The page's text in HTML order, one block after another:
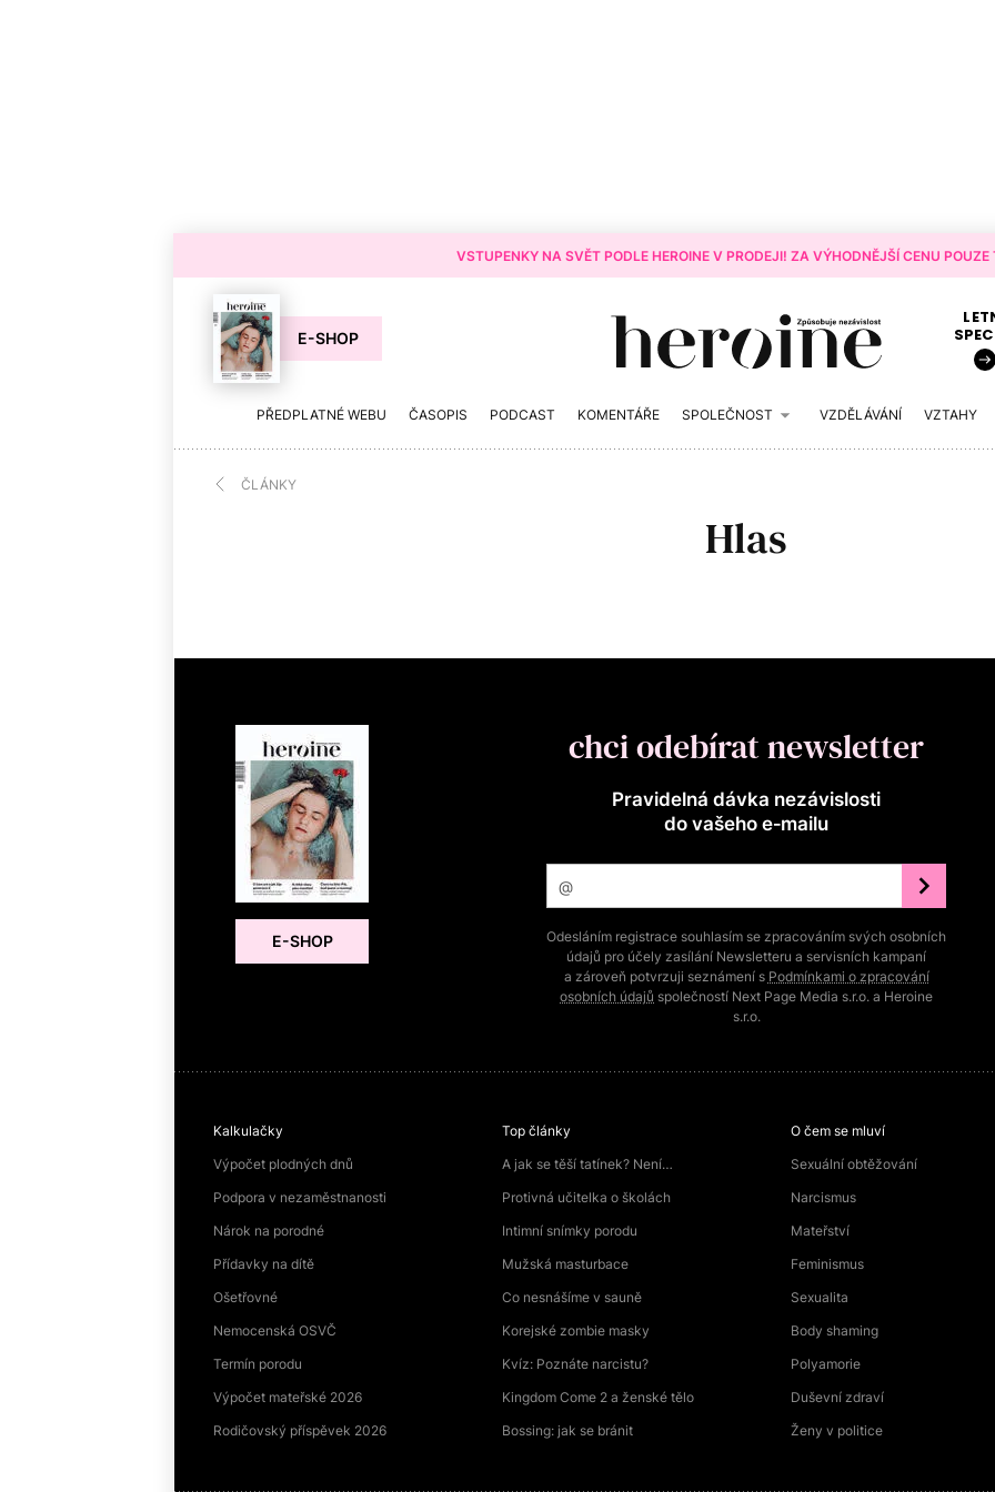
VSTUPENKY NA SVĚT PODLE HEROINE V PRODEJI! ZA VÝHODNĚJŠÍ CENU
E-SHOP
PŘEDPLATNÉ WEBU ČASOPIS PODCAST KOMENTÁŘE SPOLEČNOST VZDĚLÁVÁNÍ VZTAHY
ČLÁNKY
Hlas
E-SHOP
chci odebírat newsletter
Pravidelná dávka nezávislosti
do vašeho e‑mailu
Odesláním registrace souhlasím se zpracováním svých osobních
údajů pro účely zasílání Newsletteru a servisních kampaní
a zároveň potvrzuji seznámení s Podmínkami o zpracování
osobních údajů společností Next Page Media s.r.o. a Heroine
s.r.o.
Kalkulačky
Výpočet plodných dnů
Podpora v nezaměstnanosti
Nárok na porodné
Přídavky na dítě
Ošetřovné
Nemocenská OSVČ
Termín porodu
Výpočet mateřské 2026
Rodičovský příspěvek 2026
Top články
A jak se těší tatínek? Není…
Protivná učitelka o školách
Intimní snímky porodu
Mužská masturbace
Co nesnášíme v sauně
Korejské zombie masky
Kvíz: Poznáte narcistu?
Kingdom Come 2 a ženské tělo
Bossing: jak se bránit
O čem se mluví
Sexuální obtěžování
Narcismus
Mateřství
Feminismus
Sexualita
Body shaming
Polyamorie
Duševní zdraví
Ženy v politice